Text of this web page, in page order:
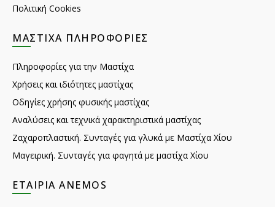
Πολιτική Cookies
ΜΑΣΤΊΧΑ ΠΛΗΡΟΦΟΡΊΕΣ
Πληροφορίες για την Μαστίχα
Χρήσεις και ιδιότητες μαστίχας
Οδηγίες χρήσης φυσικής μαστίχας
Αναλύσεις και τεχνικά χαρακτηριστικά μαστίχας
Ζαχαροπλαστική. Συνταγές για γλυκά με Μαστίχα Χίου
Μαγειρική. Συνταγές για φαγητά με μαστίχα Χίου
ΕΤΑΙΡΊΑ ANEMOS